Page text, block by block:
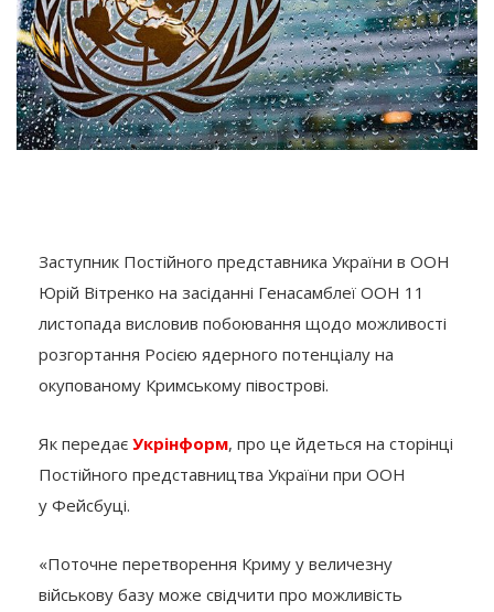
Заступник Постійного представника України в ООН
Юрій Вітренко на засіданні Генасамблеї ООН 11
листопада висловив побоювання щодо можливості
розгортання Росією ядерного потенціалу на
окупованому Кримському півострові.
Як передає Укрінформ, про це йдеться на сторінці
Постійного представництва України при ООН
у Фейсбуці.
«Поточне перетворення Криму у величезну
військову базу може свідчити про можливість